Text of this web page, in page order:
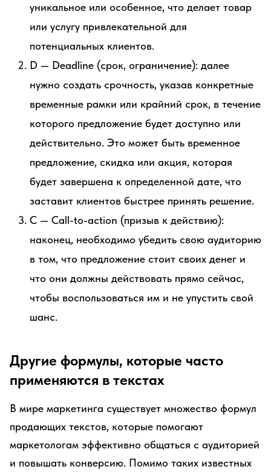
уникальное или особенное, что делает товар
или услугу привлекательной для
потенциальных клиентов.
D — Deadline (срок, ограничение): далее
нужно создать срочность, указав конкретные
временные рамки или крайний срок, в течение
которого предложение будет доступно или
действительно. Это может быть временное
предложение, скидка или акция, которая
будет завершена к определенной дате, что
заставит клиентов быстрее принять решение.
C — Call-to-action (призыв к действию):
наконец, необходимо убедить свою аудиторию
в том, что предложение стоит своих денег и
что они должны действовать прямо сейчас,
чтобы воспользоваться им и не упустить свой
шанс.
Другие формулы, которые часто
применяются в текстах
В мире маркетинга существует множество формул
продающих текстов, которые помогают
маркетологам эффективно общаться с аудиторией
и повышать конверсию. Помимо таких известных